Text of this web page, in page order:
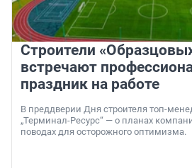
Строители
встречают
праздник на работе
В преддверии Дня строителя топ-
„Терминал-Ресурс“ — о планах
поводах для осторожного оптимизма.